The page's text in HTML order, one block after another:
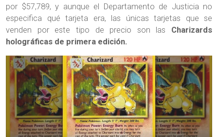
por $57,789, y aunque el Departamento de Justicia no
especifica qué tarjeta era, las únicas tarjetas que se
venden por este tipo de precio son las Charizards
holográficas de primera edición.